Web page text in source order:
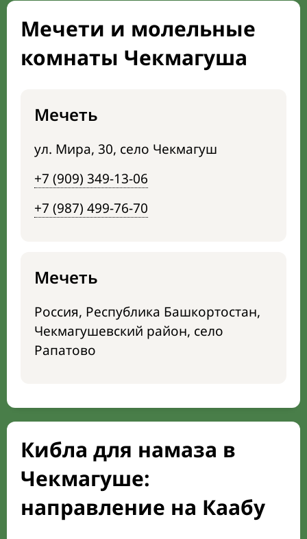
Мечети и молельные
комнаты Чекмагуша
Мечеть
ул. Мира, 30, село Чекмагуш
+7 (909) 349-13-06
+7 (987) 499-76-70
Мечеть
Россия, Республика Башкортостан,
Чекмагушевский район, село
Рапатово
Кибла для намаза в
Чекмагуше:
направление на Каабу